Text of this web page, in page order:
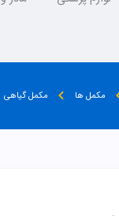
مکمل ها مکمل گیاهی